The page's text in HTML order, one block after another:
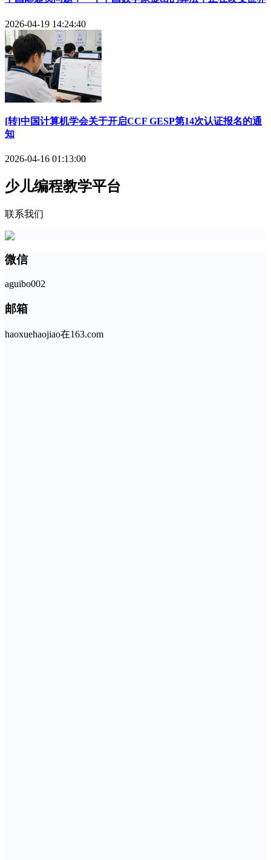
2026-04-19 14:24:40
[转]中国计算机学会关于开启CCF GESP第14次认证报名的通
知
2026-04-16 01:13:00
少儿编程教学平台
联系我们
微信
aguibo002
邮箱
haoxuehaojiao在163.com